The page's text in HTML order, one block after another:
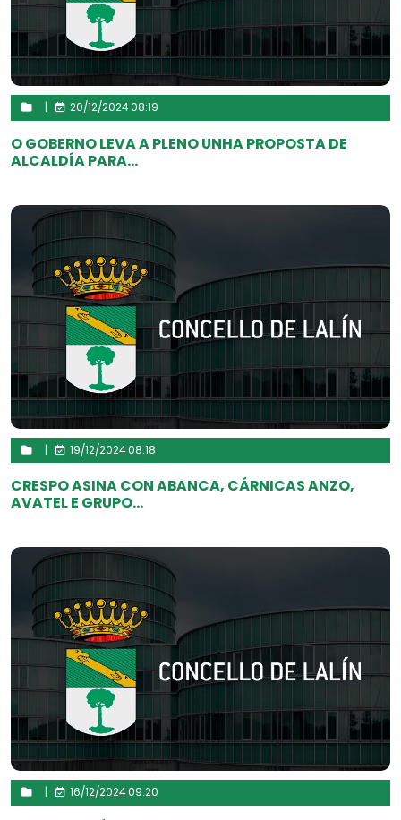
20/12/2024 08:19
O GOBERNO LEVA A PLENO UNHA PROPOSTA DE
ALCALDÍA PARA...
| 19/12/2024 08:18
CRESPO ASINA CON ABANCA, CÁRNICAS ANZO,
AVATEL E GRUPO...
16/12/2024 09:20